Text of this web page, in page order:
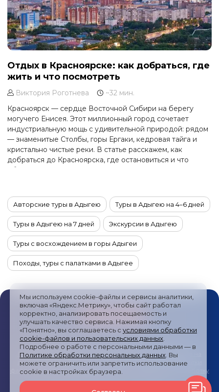
Мы используем cookie-файлы и сервисы аналитики,
включая «Яндекс.Метрику», чтобы сайт работал
корректно, анализировать посещаемость и
улучшать качество сервиса. Нажимая кнопку
«Понятно», вы соглашаетесь с условиями обработки
cookie-файлов и пользовательских данных
Подробнее о работе с персональными данными — в
Политике обработки персональных данных . Вы
можете ограничить или запретить использование
cookie в настройках браузера.
Отдых в Красноярске: как добраться, где
жить и что посмотреть
Виктория Роготнева
~32 мин.
Красноярск — сердце Восточной Сибири на берегу
могучего Енисея. Этот миллионный город сочетает
индустриальную мощь с удивительной природой: рядом
— знаменитые Столбы, горы Ергаки, кедровая тайга и
кристально чистые реки. В статье расскажем, как
добраться до Красноярска, где остановиться и что
обязательно посмотреть.
Авторские туры в Адыгею Туры в Адыгею на 4–6 дней
Туры в Адыгею на 7 дней Экскурсии в Адыгею
Туры с восхождением в горы Адыгеи
Походы, туры с палатками в Адыгее
Туры на мотоциклах в Адыгее
Йога-туры в Адыгею Сплавы по рекам в Адыгее
Активные туры в Адыгею Этнотуры в Адыгею
Автомобильные туры в Адыгее Фототуры в Адыгею
VIP-туры в Адыгею
Гастрономические туры в Адыгею
Публичная оферта/Пользовательское соглашение
/
Политика обработки персональных данных /Согласие на
получение рекламных сообщений/ Политика обработки
файлов cookies и метрических систем
Согласие на обработку